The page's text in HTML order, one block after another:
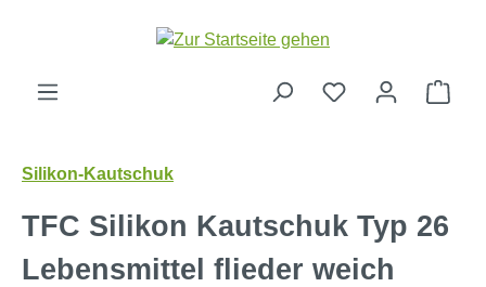
Zum Hauptinhalt springen
Silikon-Kautschuk
TFC Silikon Kautschuk Typ 26
Lebensmittel flieder weich